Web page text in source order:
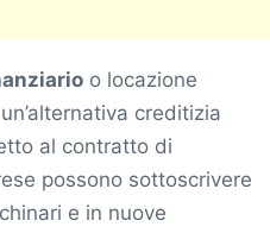
o locazione
creditizia
al contratto di
possono sottoscrivere
e in nuove